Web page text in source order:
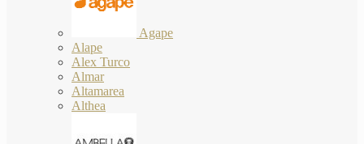
Agape
Alape
Alex Turco
Almar
Altamarea
Althea